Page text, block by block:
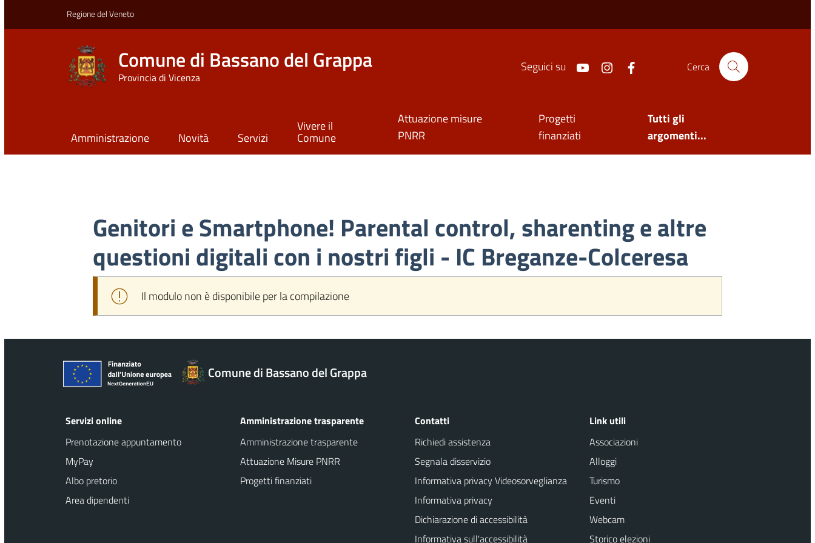
Regione del Veneto
Comune di Bassano del Grappa
Provincia di Vicenza
Seguici su Youtube Instagram Cerca
Amministrazione Novità Servizi
Vivere il
Comune
Attuazione misure
PNRR
Progetti
finanziati
Tutti gli
argomenti...
Genitori e Smartphone! Parental control, sharenting e altre
questioni digitali con i nostri figli - IC Breganze-Colceresa
Il modulo non è disponibile per la compilazione
Comune di Bassano del Grappa
Servizi online
Prenotazione appuntamento
MyPay
Albo pretorio
Area dipendenti
Amministrazione trasparente
Amministrazione trasparente
Attuazione Misure PNRR
Progetti finanziati
Contatti
Richiedi assistenza
Segnala disservizio
Informativa privacy Videosorveglianza
Informativa privacy
Dichiarazione di accessibilità
Informativa sull'accessibilità
Link utili
Associazioni
Alloggi
Turismo
Eventi
Webcam
Storico elezioni